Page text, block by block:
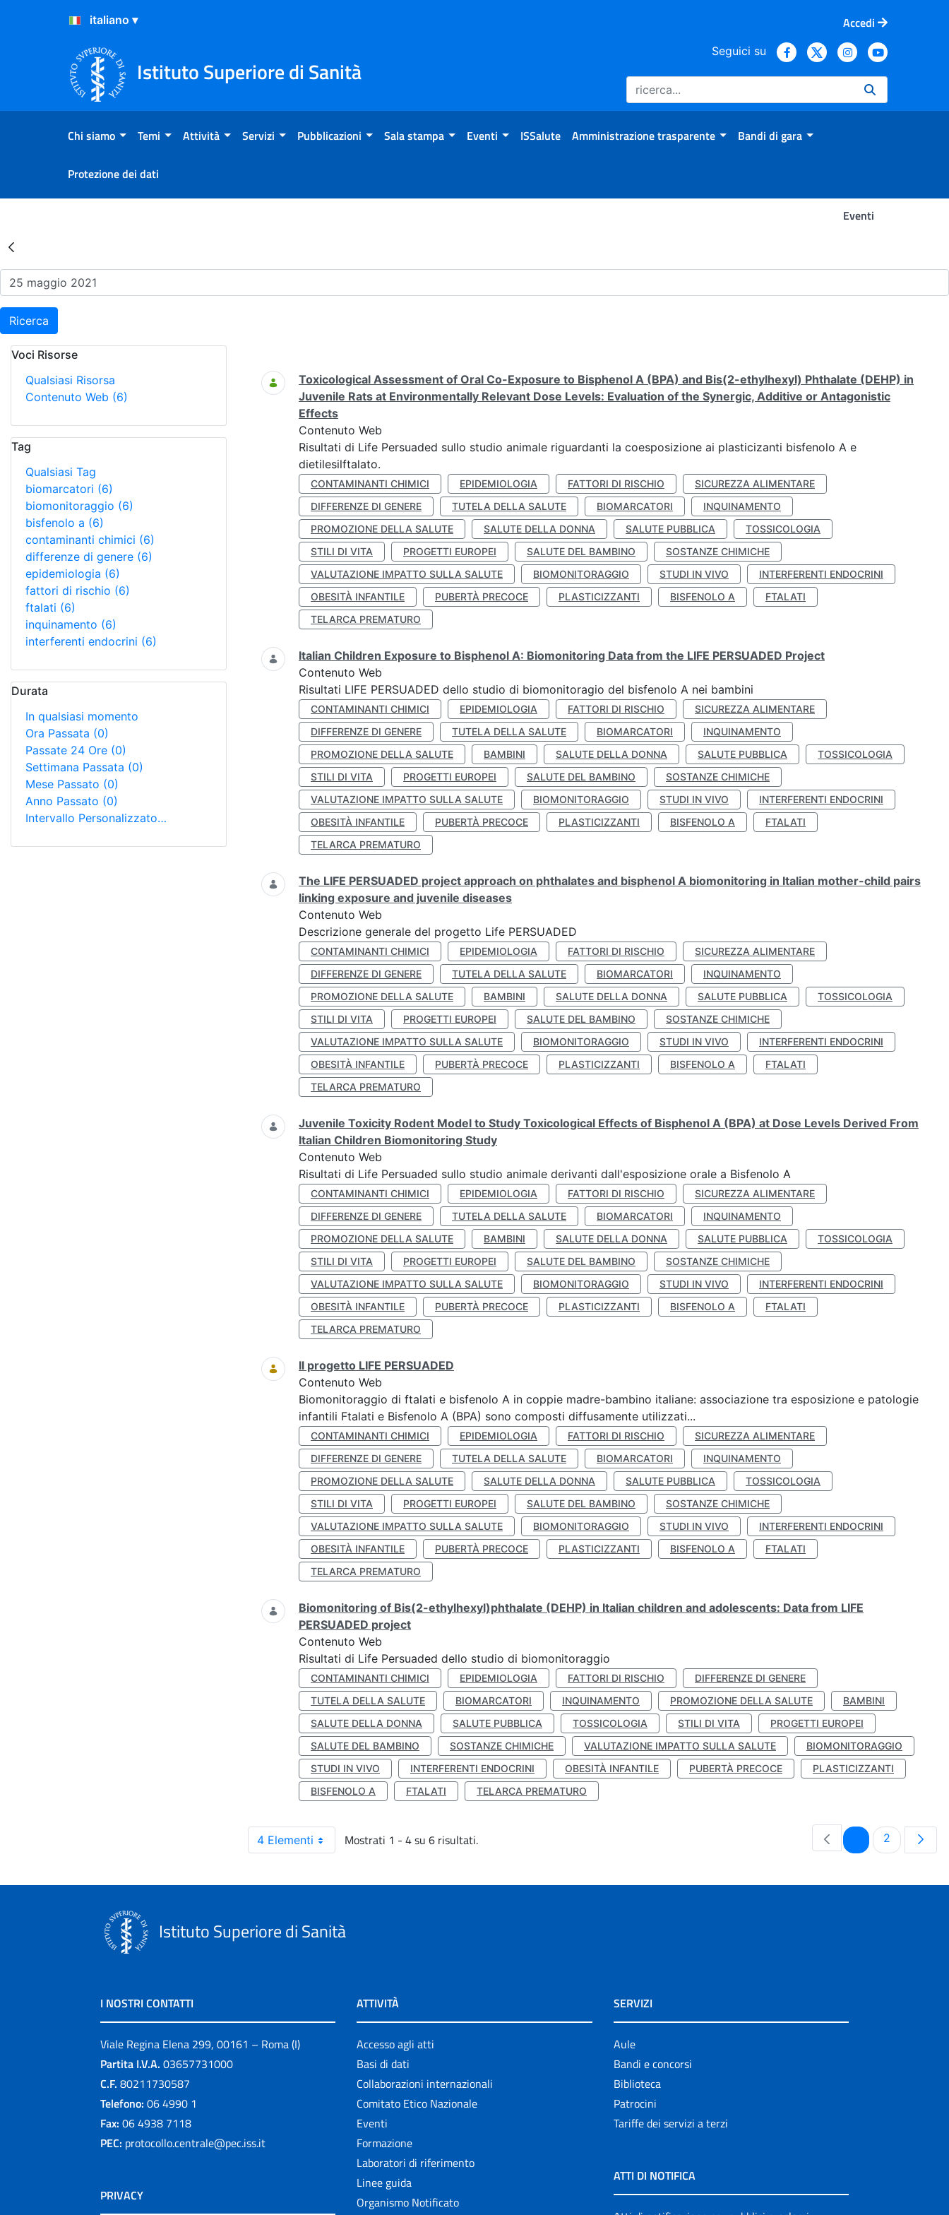
Salta al Contenuto
Salta al Footer
Accedi
Istituto Superiore di Sanità
Seguici su
Chi siamo Temi Attività Servizi Pubblicazioni Sala stampa Eventi ISSalute Amministrazione trasparente Bandi di gara
Protezione dei dati
Eventi
Risultati della Ricerca - Eventi
Ricerca
Voci Risorse
Qualsiasi Risorsa
Contenuto Web (6)
Tag
Qualsiasi Tag
biomarcatori (6)
biomonitoraggio (6)
bisfenolo a (6)
contaminanti chimici (6)
differenze di genere (6)
epidemiologia (6)
fattori di rischio (6)
ftalati (6)
inquinamento (6)
interferenti endocrini (6)
Durata
In qualsiasi momento
Ora Passata (0)
Passate 24 Ore (0)
Settimana Passata (0)
Mese Passato (0)
Anno Passato (0)
Intervallo Personalizzato…
Ricerca
Toxicological Assessment of Oral Co-Exposure to Bisphenol A (BPA) and Bis(2-ethylhexyl) Phthalate (DEHP) in
Juvenile Rats at Environmentally Relevant Dose Levels: Evaluation of the Synergic, Additive or Antagonistic
Effects
Contenuto Web
Risultati di Life Persuaded sullo studio animale riguardanti la coesposizione ai plasticizanti bisfenolo A e
dietilesilftalato.
CONTAMINANTI CHIMICI EPIDEMIOLOGIA FATTORI DI RISCHIO
SICUREZZA ALIMENTARE
DIFFERENZE DI GENERE
TUTELA DELLA SALUTE BIOMARCATORI
INQUINAMENTO
PROMOZIONE DELLA SALUTE
SALUTE DELLA DONNA SALUTE PUBBLICA
TOSSICOLOGIA
STILI DI VITA
PROGETTI EUROPEI SALUTE DEL BAMBINO
SOSTANZE CHIMICHE
VALUTAZIONE IMPATTO SULLA SALUTE
BIOMONITORAGGIO STUDI IN VIVO
INTERFERENTI ENDOCRINI
OBESITÀ INFANTILE
PUBERTÀ PRECOCE PLASTICIZZANTI BISFENOLO A
FTALATI
TELARCA PREMATURO
Italian Children Exposure to Bisphenol A: Biomonitoring Data from the LIFE PERSUADED Project
Contenuto Web
Risultati LIFE PERSUADED dello studio di biomonitoragio del bisfenolo A nei bambini
CONTAMINANTI CHIMICI EPIDEMIOLOGIA FATTORI DI RISCHIO
SICUREZZA ALIMENTARE
DIFFERENZE DI GENERE
TUTELA DELLA SALUTE BIOMARCATORI
INQUINAMENTO
PROMOZIONE DELLA SALUTE
BAMBINI SALUTE DELLA DONNA SALUTE PUBBLICA
TOSSICOLOGIA
STILI DI VITA
PROGETTI EUROPEI SALUTE DEL BAMBINO
SOSTANZE CHIMICHE
VALUTAZIONE IMPATTO SULLA SALUTE
BIOMONITORAGGIO STUDI IN VIVO
INTERFERENTI ENDOCRINI
OBESITÀ INFANTILE
PUBERTÀ PRECOCE PLASTICIZZANTI BISFENOLO A
FTALATI
TELARCA PREMATURO
The LIFE PERSUADED project approach on phthalates and bisphenol A biomonitoring in Italian mother-child pairs
linking exposure and juvenile diseases
Contenuto Web
Descrizione generale del progetto Life PERSUADED
CONTAMINANTI CHIMICI EPIDEMIOLOGIA FATTORI DI RISCHIO
SICUREZZA ALIMENTARE
DIFFERENZE DI GENERE
TUTELA DELLA SALUTE BIOMARCATORI
INQUINAMENTO
PROMOZIONE DELLA SALUTE
BAMBINI SALUTE DELLA DONNA SALUTE PUBBLICA
TOSSICOLOGIA
STILI DI VITA
PROGETTI EUROPEI SALUTE DEL BAMBINO
SOSTANZE CHIMICHE
VALUTAZIONE IMPATTO SULLA SALUTE
BIOMONITORAGGIO STUDI IN VIVO
INTERFERENTI ENDOCRINI
OBESITÀ INFANTILE
PUBERTÀ PRECOCE PLASTICIZZANTI BISFENOLO A
FTALATI
TELARCA PREMATURO
Juvenile Toxicity Rodent Model to Study Toxicological Effects of Bisphenol A (BPA) at Dose Levels Derived From
Italian Children Biomonitoring Study
Contenuto Web
Risultati di Life Persuaded sullo studio animale derivanti dall'esposizione orale a Bisfenolo A
CONTAMINANTI CHIMICI EPIDEMIOLOGIA FATTORI DI RISCHIO
SICUREZZA ALIMENTARE
DIFFERENZE DI GENERE
TUTELA DELLA SALUTE BIOMARCATORI
INQUINAMENTO
PROMOZIONE DELLA SALUTE
BAMBINI SALUTE DELLA DONNA SALUTE PUBBLICA
TOSSICOLOGIA
STILI DI VITA
PROGETTI EUROPEI SALUTE DEL BAMBINO
SOSTANZE CHIMICHE
VALUTAZIONE IMPATTO SULLA SALUTE
BIOMONITORAGGIO STUDI IN VIVO
INTERFERENTI ENDOCRINI
OBESITÀ INFANTILE
PUBERTÀ PRECOCE PLASTICIZZANTI BISFENOLO A
FTALATI
TELARCA PREMATURO
Il progetto LIFE PERSUADED
Contenuto Web
Biomonitoraggio di ftalati e bisfenolo A in coppie madre-bambino italiane: associazione tra esposizione e patologie
infantili Ftalati e Bisfenolo A (BPA) sono composti diffusamente utilizzati...
CONTAMINANTI CHIMICI EPIDEMIOLOGIA FATTORI DI RISCHIO
SICUREZZA ALIMENTARE
DIFFERENZE DI GENERE
TUTELA DELLA SALUTE BIOMARCATORI
INQUINAMENTO
PROMOZIONE DELLA SALUTE
SALUTE DELLA DONNA SALUTE PUBBLICA
TOSSICOLOGIA
STILI DI VITA
PROGETTI EUROPEI SALUTE DEL BAMBINO
SOSTANZE CHIMICHE
VALUTAZIONE IMPATTO SULLA SALUTE
BIOMONITORAGGIO STUDI IN VIVO
INTERFERENTI ENDOCRINI
OBESITÀ INFANTILE
PUBERTÀ PRECOCE PLASTICIZZANTI BISFENOLO A
FTALATI
TELARCA PREMATURO
Biomonitoring of Bis(2-ethylhexyl)phthalate (DEHP) in Italian children and adolescents: Data from LIFE
PERSUADED project
Contenuto Web
Risultati di Life Persuaded dello studio di biomonitoraggio
CONTAMINANTI CHIMICI EPIDEMIOLOGIA FATTORI DI RISCHIO
DIFFERENZE DI GENERE
TUTELA DELLA SALUTE
BIOMARCATORI INQUINAMENTO PROMOZIONE DELLA SALUTE
BAMBINI
SALUTE DELLA DONNA
SALUTE PUBBLICA TOSSICOLOGIA STILI DI VITA
PROGETTI EUROPEI
SALUTE DEL BAMBINO
SOSTANZE CHIMICHE VALUTAZIONE IMPATTO SULLA SALUTE
BIOMONITORAGGIO
STUDI IN VIVO
INTERFERENTI ENDOCRINI OBESITÀ INFANTILE PUBERTÀ PRECOCE
PLASTICIZZANTI
BISFENOLO A
FTALATI TELARCA PREMATURO
4 Elementi Mostrati 1 - 4 su 6 risultati. PaginaPagina
2
Istituto Superiore di Sanità
I NOSTRI CONTATTI
Viale Regina Elena 299, 00161 – Roma (I)
Partita I.V.A. 03657731000
C.F. 80211730587
Telefono: 06 4990 1
Fax: 06 4938 7118
PEC: protocollo.centrale@pec.iss.it
PRIVACY
ATTIVITÀ
Accesso agli atti
Basi di dati
Collaborazioni internazionali
Comitato Etico Nazionale
Eventi
Formazione
Laboratori di riferimento
Linee guida
Organismo Notificato
SERVIZI
Aule
Bandi e concorsi
Biblioteca
Patrocini
Tariffe dei servizi a terzi
ATTI DI NOTIFICA